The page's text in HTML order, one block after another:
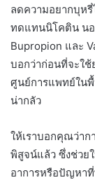
ลดความอยากบุห
ทดแทนนิโคติน นอ
Bupropion และ
บอกว่าก่อนที่จะใ
ศูนย์การแพทย์ในพื้
น่ากลัว
ให้เราบอกคุณว่า
พิสูจน์แล้ว ซึ่งช่วย
อาการหรือปัญหา